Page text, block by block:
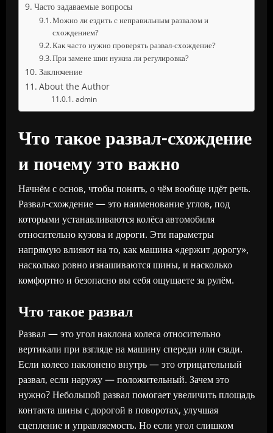
Часто задаваемые вопросы
Можно ли ездить с неправильным развалом и
схождением?
Как часто нужно проверять развал-схождение?
При замене шин нужна ли регулировка?
Заключение
About the Author
admin
Что такое развал-схождение
и почему это важно
Начнём с основ, чтобы понять, о чём вообще идёт речь.
Развал-схождение — это наименование углов, под
которыми устанавливаются колёса автомобиля
относительно кузова и дороги. Эти параметры
напрямую влияют на то, как машина «держит дорогу»,
насколько ровно изнашиваются шины, и насколько
комфортно и безопасно вы себя ощущаете за рулём.
Что такое развал
Развал — это угол наклона колеса относительно
вертикали при взгляде на машину спереди или сзади.
Если колесо наклонено внутрь — это отрицательный
развал, если наружу — положительный. Зачем это
нужно? Небольшой развал помогает увеличить площадь
контакта шины с дорогой в поворотах, улучшая
сцепление и управляемость. Но если угол слишком